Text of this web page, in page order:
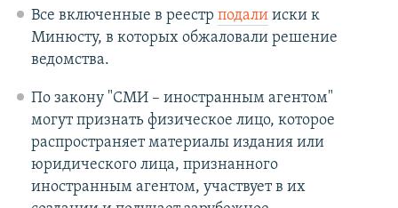
Все включенные в реестр подалииски к
Минюсту, в которых обжаловали решение
ведомства.
По закону "СМИ – иностранным агентом"
могут признать физическое лицо, которое
распространяет материалы издания или
юридического лица, признанного
иностранным агентом, участвует в их